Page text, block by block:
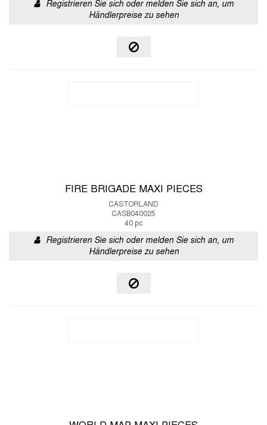
Registrieren Sie sich oder melden Sie sich an, um
Händlerpreise zu sehen
FIRE BRIGADE MAXI PIECES
CASTORLAND
CASB040025
40 pc
Registrieren Sie sich oder melden Sie sich an, um
Händlerpreise zu sehen